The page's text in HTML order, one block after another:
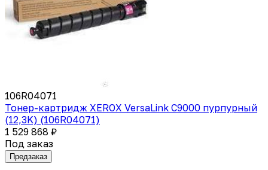
106R04071
Тонер-картридж XEROX VersaLink C9000 пурпурный
(12,3K) (106R04071)
1 529 868 ₽
Под заказ
Предзаказ